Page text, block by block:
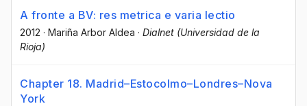
A fronte a BV: res metrica e varia lectio
2012 · Mariña Arbor Aldea · Dialnet (Universidad de la
Rioja)
Chapter 18. Madrid–Estocolmo–Londres–Nova
York